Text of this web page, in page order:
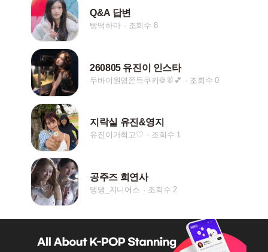
Q&A 답변
빵떡하마 조회수 8
260805 유진이 인스타
두바이원영쫀득쿠키🍪🐰💕 조회수 0
지락실 유진&영지
유진이가최고♡ 조회수 1
공주즈 희연사
댕댕_지니어스 조회수 2